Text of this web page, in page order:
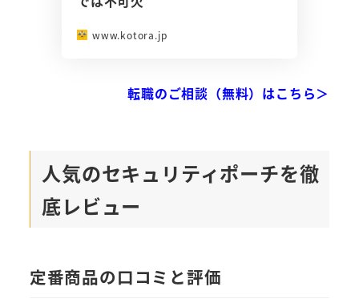
www.kotora.jp
転職のご相談（無料）はこちら＞
人気のセキュリティポーチを徹
底レビュー
定番商品の口コミと評価